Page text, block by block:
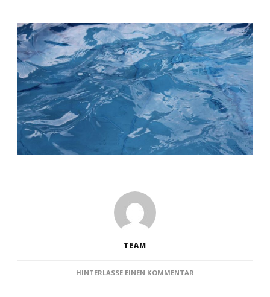
TEAM
HINTERLASSE EINEN KOMMENTAR